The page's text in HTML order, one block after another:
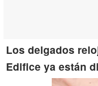
Los delgados
Edifice ya están